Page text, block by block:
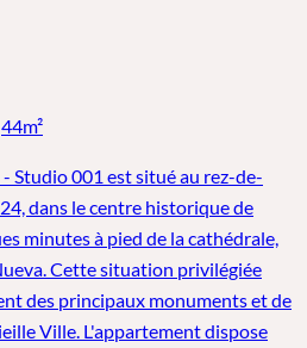
44m²
Studio 001 est situé au rez-de-
dans le centre historique de
minutes à pied de la cathédrale,
Cette situation privilégiée
des principaux monuments et de
Ville. L'appartement dispose